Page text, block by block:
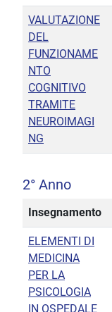
VALUTAZIONE
DEL
FUNZIONAME
NTO
COGNITIVO
TRAMITE
NEUROIMAGI
NG
2° Anno
Insegnamento
ELEMENTI DI
MEDICINA
PER LA
PSICOLOGIA
IN OSPEDALE